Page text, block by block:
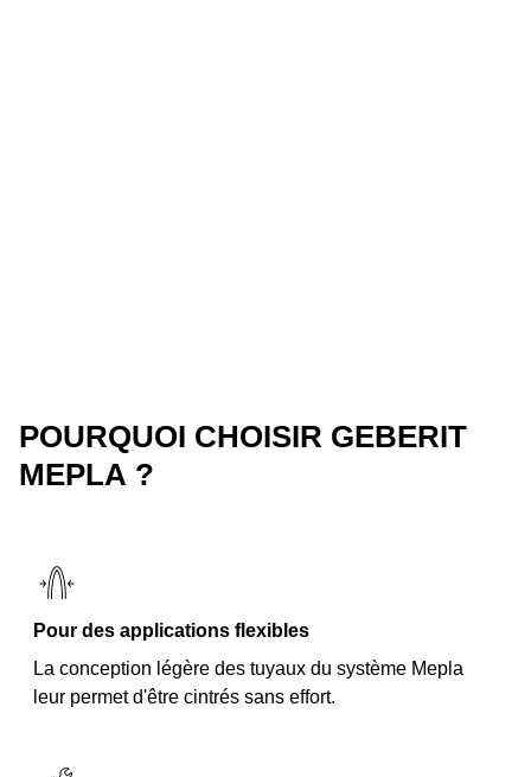
POURQUOI CHOISIR GEBERIT
MEPLA ?
Pour des applications flexibles
La conception légère des tuyaux du système Mepla
leur permet d'être cintrés sans effort.